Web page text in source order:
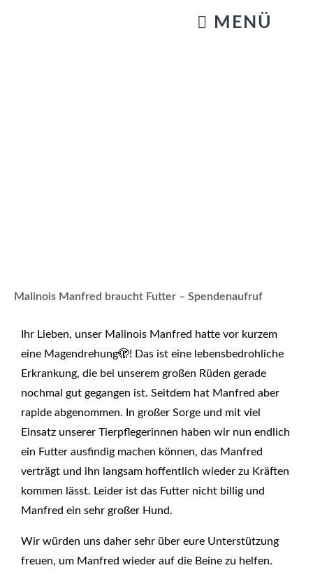
Malinois Manfred braucht Futter – Spendenaufruf
Ihr Lieben, unser Malinois Manfred hatte vor kurzem
eine Magendrehung🫣! Das ist eine lebensbedrohliche
Erkrankung, die bei unserem großen Rüden gerade
nochmal gut gegangen ist. Seitdem hat Manfred aber
rapide abgenommen. In großer Sorge und mit viel
Einsatz unserer Tierpflegerinnen haben wir nun endlich
ein Futter ausfindig machen können, das Manfred
verträgt und ihn langsam hoffentlich wieder zu Kräften
kommen lässt. Leider ist das Futter nicht billig und
Manfred ein sehr großer Hund.
Wir würden uns daher sehr über eure Unterstützung
freuen, um Manfred wieder auf die Beine zu helfen.